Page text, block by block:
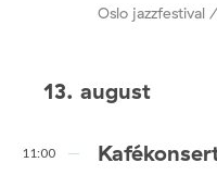
Oslo jazzfestival
13. august
11:00